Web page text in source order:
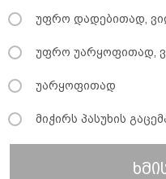
უფრო დადებითად,
უფრო უარყოფითად,
უარყოფითად
მიჭირს პასუხის